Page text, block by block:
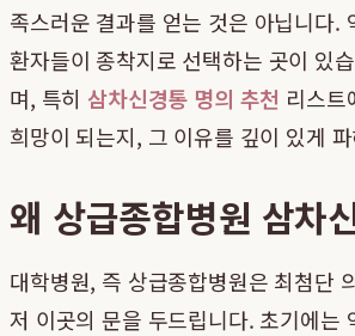
족스러운 결과를 얻는 것은 아닙니다.
환자들이 종착지로 선택하는 곳이 있
며, 특히삼차신경통 명의 추천 리스트
희망이 되는지, 그 이유를 깊이 있게
왜 상급종합병원 삼차
대학병원, 즉 상급종합병원은 최첨단
저 이곳의 문을 두드립니다. 초기에는